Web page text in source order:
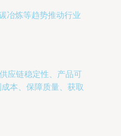
冶炼等趋势推动行业
应链稳定性、产品可
本、保障质量、获取